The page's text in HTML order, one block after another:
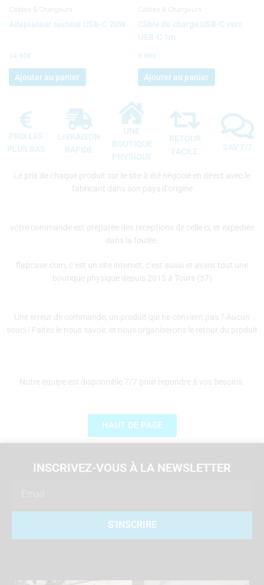
Cables & Chargeurs
Adaptateur secteur USB-C 20W
14.90€
Ajouter au panier
Cables & Chargeurs
Câble de charge USB-C vers
USB-C 1m
9.90€
Ajouter au panier
PRIX LES
PLUS BAS
LIVRAISON
RAPIDE
UNE
BOUTIQUE
PHYSIQUE
RETOUR
FACILE
SAV 7/7
Le prix de chaque produit sur le site à été négocié en direct avec le
fabricant dans son pays d’origine
votre commande est preparée des receptions de celle ci, et expediée
dans la foulée.
flapcase.com, c’est un site internet, c’est aussi et avant tout une
boutique physique depuis 2015 à Tours (37)
Une erreur de commande, un produit qui ne convient pas ? Aucun
souci ! Faites le nous savoir, et nous organiserons le retour du produit
Notre équipe est disponnible 7/7 pour répondre à vos besoins.
HAUT DE PAGE
INSCRIVEZ-VOUS À LA NEWSLETTER
S'INSCRIRE